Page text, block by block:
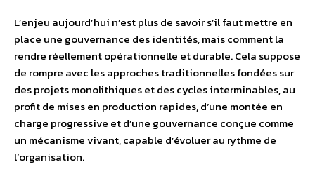
L’enjeu aujourd’hui n’est plus de savoir s’il faut mettre en
place une gouvernance des identités, mais comment la
rendre réellement opérationnelle et durable. Cela suppose
de rompre avec les approches traditionnelles fondées sur
des projets monolithiques et des cycles interminables, au
profit de mises en production rapides, d’une montée en
charge progressive et d’une gouvernance conçue comme
un mécanisme vivant, capable d’évoluer au rythme de
l’organisation.